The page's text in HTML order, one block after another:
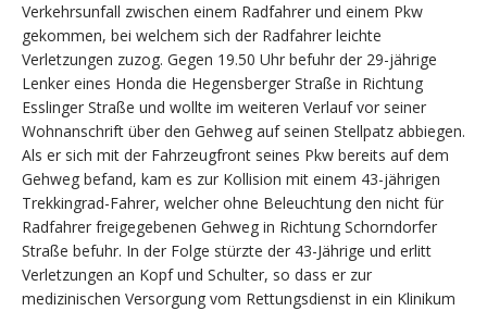
Verkehrsunfall zwischen einem Radfahrer und einem Pkw
gekommen, bei welchem sich der Radfahrer leichte
Verletzungen zuzog. Gegen 19.50 Uhr befuhr der 29-jährige
Lenker eines Honda die Hegensberger Straße in Richtung
Esslinger Straße und wollte im weiteren Verlauf vor seiner
Wohnanschrift über den Gehweg auf seinen Stellpatz abbiegen.
Als er sich mit der Fahrzeugfront seines Pkw bereits auf dem
Gehweg befand, kam es zur Kollision mit einem 43-jährigen
Trekkingrad-Fahrer, welcher ohne Beleuchtung den nicht für
Radfahrer freigegebenen Gehweg in Richtung Schorndorfer
Straße befuhr. In der Folge stürzte der 43-Jährige und erlitt
Verletzungen an Kopf und Schulter, so dass er zur
medizinischen Versorgung vom Rettungsdienst in ein Klinikum